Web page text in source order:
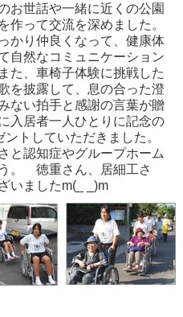
お世話や一緒に近くの公園
作って交流を深めました。
かり仲良くなって、健康体
自然なコミュニケーション
た、車椅子体験に挑戦した
を披露して、息の合った澄
ない拍手と感謝の言葉が贈
入居者一人ひとりに記念の
トしていただきました。
と認知症やグループホーム
。 徳重さん、居細工さ
いましたm(_ _)m